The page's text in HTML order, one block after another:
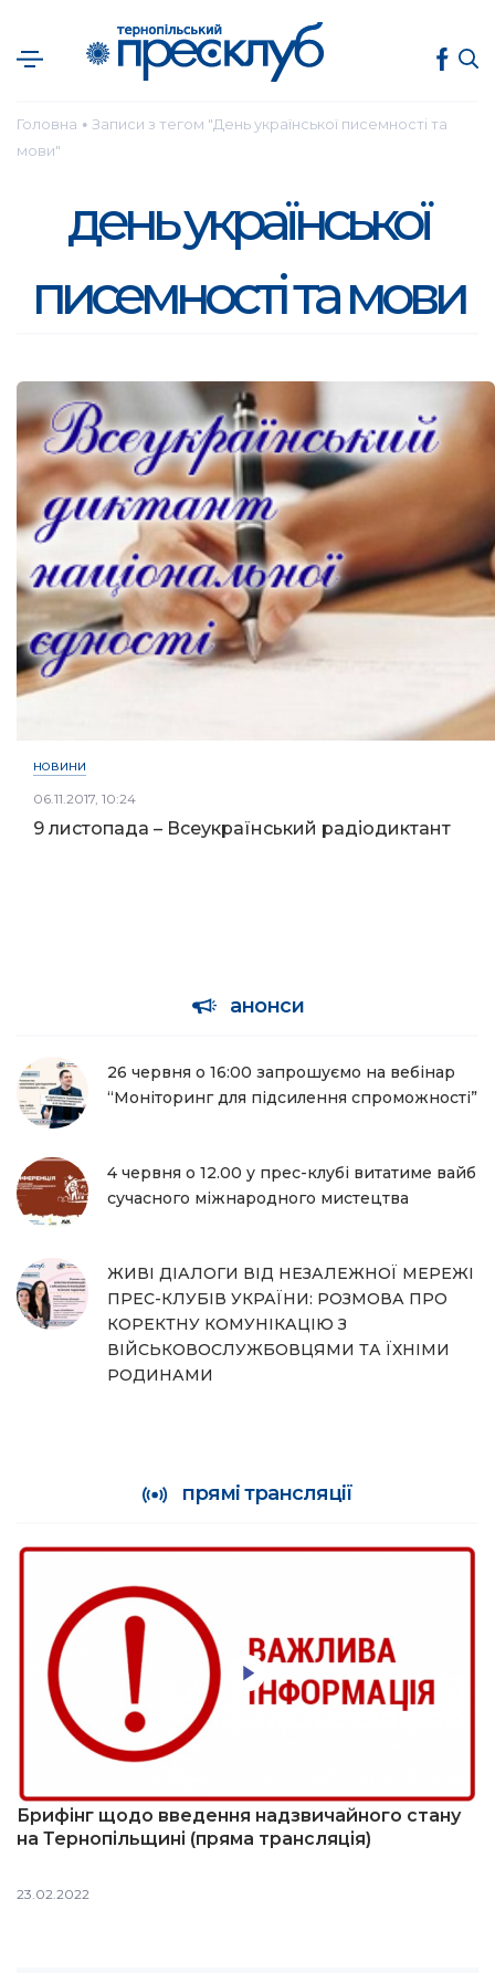
Головна ● Записи з тегом "День української писемності та
мови"
день української
писемності та мови
НОВИНИ
06.11.2017, 10:24
9 листопада – Всеукраїнський радіодиктант
анонси
26 червня о 16:00 запрошуємо на вебінар
“Моніторинг для підсилення спроможності”
4 червня о 12.00 у прес-клубі витатиме вайб
сучасного міжнародного мистецтва
ЖИВІ ДІАЛОГИ ВІД НЕЗАЛЕЖНОЇ МЕРЕЖІ
ПРЕС-КЛУБІВ УКРАЇНИ: РОЗМОВА ПРО
КОРЕКТНУ КОМУНІКАЦІЮ З
ВІЙСЬКОВОСЛУЖБОВЦЯМИ ТА ЇХНІМИ
РОДИНАМИ
прямі трансляції
Брифінг щодо введення надзвичайного стану
на Тернопільщині (пряма трансляція)
23.02.2022